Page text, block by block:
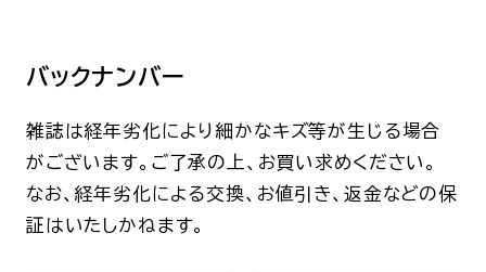
バックナンバー
雑誌は経年劣化により細かなキズ等が生じる場合
がございます。ご了承の上、お買い求めください。
なお、経年劣化による交換、お値引き、返金などの保
証はいたしかねます。